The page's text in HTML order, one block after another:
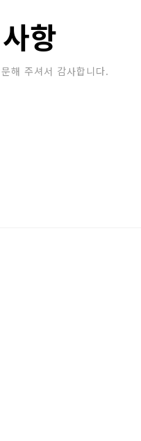
항
해 주셔서 감사합니다.